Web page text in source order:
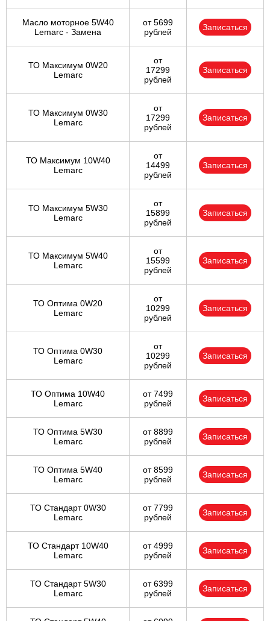
Масло моторное 5W40
Lemarc - Замена
от 5699
рублей
Записаться
ТО Максимум 0W20
Lemarc
от
17299
рублей
Записаться
ТО Максимум 0W30
Lemarc
от
17299
рублей
Записаться
ТО Максимум 10W40
Lemarc
от
14499
рублей
Записаться
ТО Максимум 5W30
Lemarc
от
15899
рублей
Записаться
ТО Максимум 5W40
Lemarc
от
15599
рублей
Записаться
ТО Оптима 0W20
Lemarc
от
10299
рублей
Записаться
ТО Оптима 0W30
Lemarc
от
10299
рублей
Записаться
ТО Оптима 10W40
Lemarc
от 7499
рублей
Записаться
ТО Оптима 5W30
Lemarc
от 8899
рублей
Записаться
ТО Оптима 5W40
Lemarc
от 8599
рублей
Записаться
ТО Стандарт 0W30
Lemarc
от 7799
рублей
Записаться
ТО Стандарт 10W40
Lemarc
от 4999
рублей
Записаться
ТО Стандарт 5W30
Lemarc
от 6399
рублей
Записаться